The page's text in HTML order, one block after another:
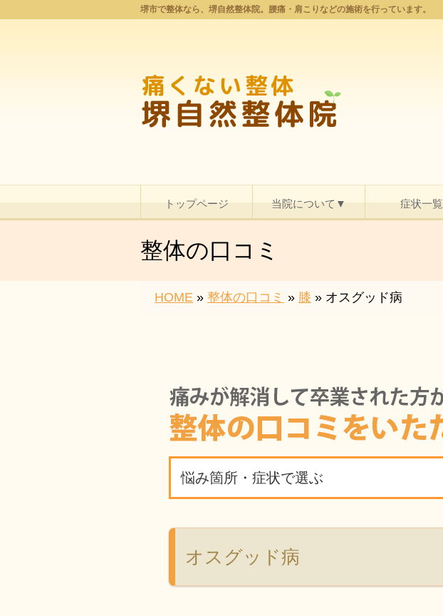
堺市で整体なら、堺自然整体院。腰痛・肩こりなどの施術を行っています。
トップページ 当院について▼ 症状一覧
整体の口コミ
HOME » 整体の口コミ » 膝 » オスグッド病
悩み箇所・症状で選ぶ
オスグッド病